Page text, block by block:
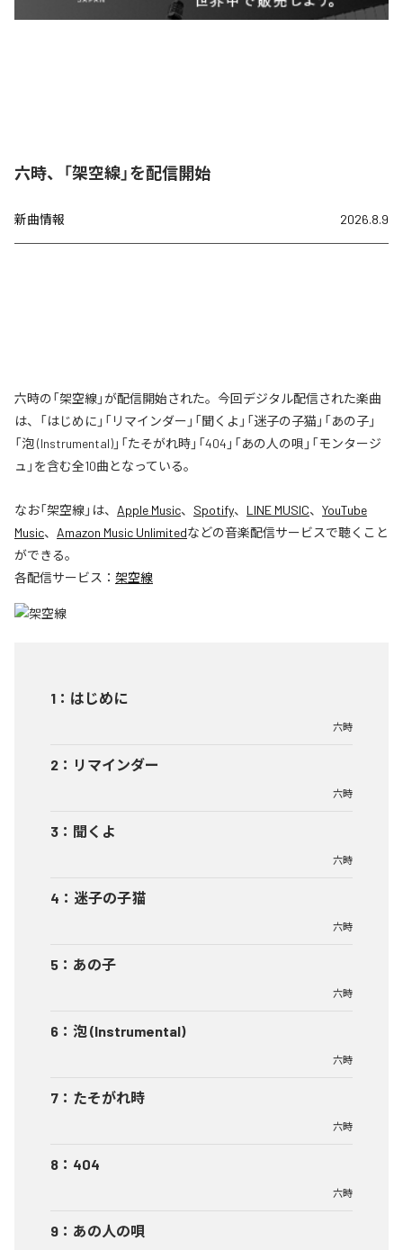
六時、「架空線」を配信開始
新曲情報 2026.8.9
六時の「架空線」が配信開始された。今回デジタル配信された楽曲
は、「はじめに」「リマインダー」「聞くよ」「迷子の子猫」「あの子」
「泡 (Instrumental)」「たそがれ時」「404」「あの人の唄」「モンタージ
ュ」を含む全10曲となっている。
なお「架空線」は、 Apple Music、 Spotify、 LINE MUSIC、 YouTube
Music、 Amazon Music Unlimitedなどの音楽配信サービスで聴くこと
ができる。
各配信サービス： 架空線
1 ： はじめに
六時
2 ： リマインダー
六時
3 ： 聞くよ
六時
4 ： 迷子の子猫
六時
5 ： あの子
六時
6 ： 泡 (Instrumental)
六時
7 ： たそがれ時
六時
8 ： 404
六時
9 ： あの人の唄